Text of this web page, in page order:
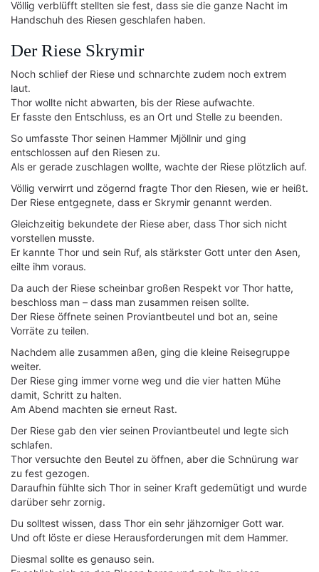
Völlig verblüfft stellten sie fest, dass sie die ganze Nacht im
Handschuh des Riesen geschlafen haben.
Der Riese Skrymir
Noch schlief der Riese und schnarchte zudem noch extrem
laut.
Thor wollte nicht abwarten, bis der Riese aufwachte.
Er fasste den Entschluss, es an Ort und Stelle zu beenden.
So umfasste Thor seinen Hammer Mjöllnir und ging
entschlossen auf den Riesen zu.
Als er gerade zuschlagen wollte, wachte der Riese plötzlich auf.
Völlig verwirrt und zögernd fragte Thor den Riesen, wie er heißt.
Der Riese entgegnete, dass er Skrymir genannt werden.
Gleichzeitig bekundete der Riese aber, dass Thor sich nicht
vorstellen musste.
Er kannte Thor und sein Ruf, als stärkster Gott unter den Asen,
eilte ihm voraus.
Da auch der Riese scheinbar großen Respekt vor Thor hatte,
beschloss man – dass man zusammen reisen sollte.
Der Riese öffnete seinen Proviantbeutel und bot an, seine
Vorräte zu teilen.
Nachdem alle zusammen aßen, ging die kleine Reisegruppe
weiter.
Der Riese ging immer vorne weg und die vier hatten Mühe
damit, Schritt zu halten.
Am Abend machten sie erneut Rast.
Der Riese gab den vier seinen Proviantbeutel und legte sich
schlafen.
Thor versuchte den Beutel zu öffnen, aber die Schnürung war
zu fest gezogen.
Daraufhin fühlte sich Thor in seiner Kraft gedemütigt und wurde
darüber sehr zornig.
Du solltest wissen, dass Thor ein sehr jähzorniger Gott war.
Und oft löste er diese Herausforderungen mit dem Hammer.
Diesmal sollte es genauso sein.